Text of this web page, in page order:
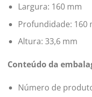
Largura: 160 mm
Profundidade: 160
Altura: 33,6 mm
Conteúdo da
Número de